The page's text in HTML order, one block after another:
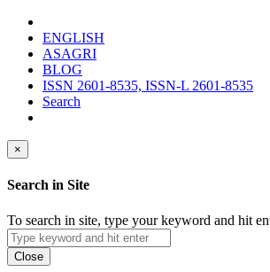
ENGLISH
ASAGRI
BLOG
ISSN 2601-8535, ISSN-L 2601-8535
Search
×
Search in Site
To search in site, type your keyword and hit
Close